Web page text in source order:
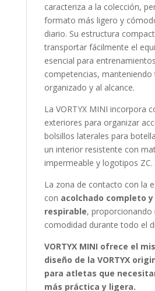
caracteriza a la colección,
formato más ligero y
diario. Su estructura
transportar fácilmente el
esencial para
competencias, manteniendo
organizado y al alcance.
La VORTYX MINI incorpora
exteriores para organizar
bolsillos laterales para
un interior resistente con
impermeable y logotipos ZC.
La zona de contacto con la
con acolchado completo
respirable, proporcionando
comodidad durante todo el
VORTYX MINI ofrece el
diseño de la VORTYX
para atletas que
más práctica y ligera.